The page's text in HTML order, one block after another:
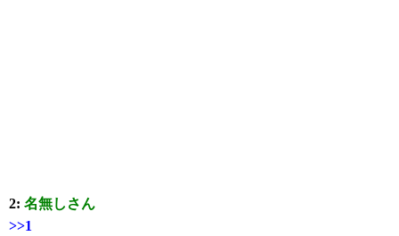
2:名無しさん
>>1